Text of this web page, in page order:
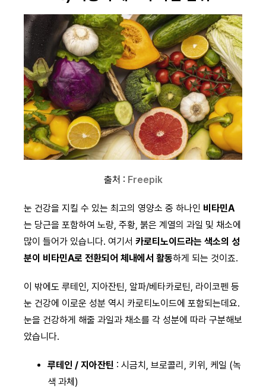
출처 : Freepik
눈 건강을 지킬 수 있는 최고의 영양소 중 하나인 비타민A
는 당근을 포함하여 노랑, 주황, 붉은 계열의 과일 및 채소에
많이 들어가 있습니다. 여기서 카로티노이드라는 색소의 성
분이 비타민A로 전환되어 체내에서 활동하게 되는 것이죠.
이 밖에도 루테인, 지아잔틴, 알파/베타카로틴, 라이코펜 등
눈 건강에 이로운 성분 역시 카로티노이드에 포함되는데요.
눈을 건강하게 해줄 과일과 채소를 각 성분에 따라 구분해보
았습니다.
루테인 / 지아잔틴 : 시금치, 브로콜리, 키위, 케일 (녹
색 과체)